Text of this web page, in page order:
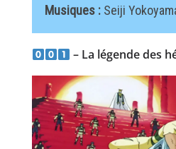
Musiques :Seiji
– La légende des